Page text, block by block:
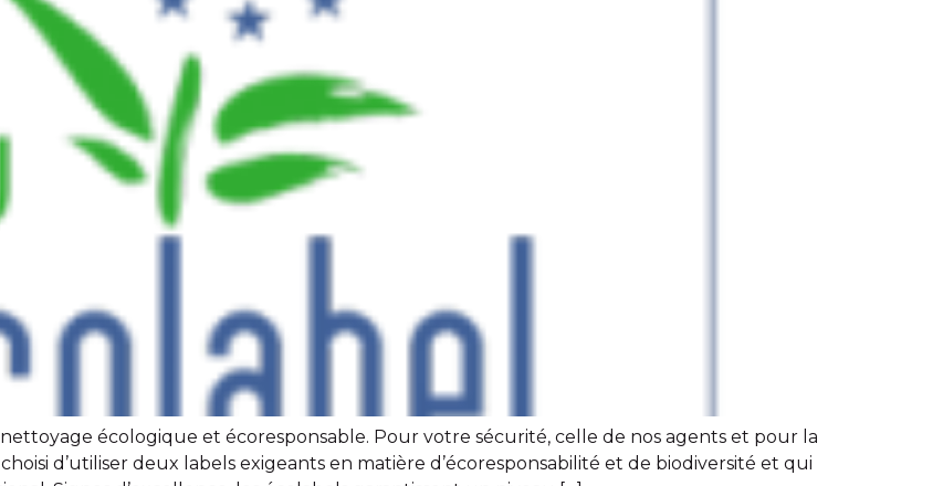
écologique et écoresponsable. Pour votre sécurité, celle de nos agents et pour la
d’utiliser deux labels exigeants en matière d’écoresponsabilité et de biodiversité et qui